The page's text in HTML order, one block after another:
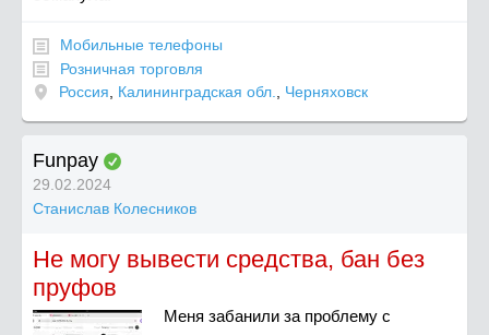
Мобильные телефоны
Розничная торговля
Россия
Калининградская обл. Черняховск
Funpay
29.02.2024
Станислав Колесников
Не могу вывести средства, бан без
пруфов
Меня забанили за проблему с